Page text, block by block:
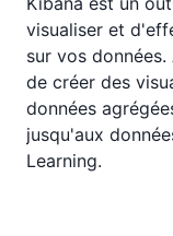
visualiser et
sur vos
de créer des
données
jusqu'aux
Learning.